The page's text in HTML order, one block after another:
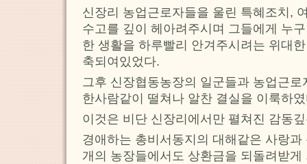
신장리 농업근로자들을 울린 특혜조치,
수고를 깊이 헤아려주시며 그들에게 누
한 생활을 하루빨리 안겨주시려는 위대
축되여있었다.
그후 신장협동농장의 일군들과 농업근
한사람같이 떨쳐나 알찬 결실을 이룩하
이것은 비단 신장리에서만 펼쳐진 감동
경애하는 총비서동지의 대해같은 사랑
개의 농장들에서도 상환금을 되돌려받